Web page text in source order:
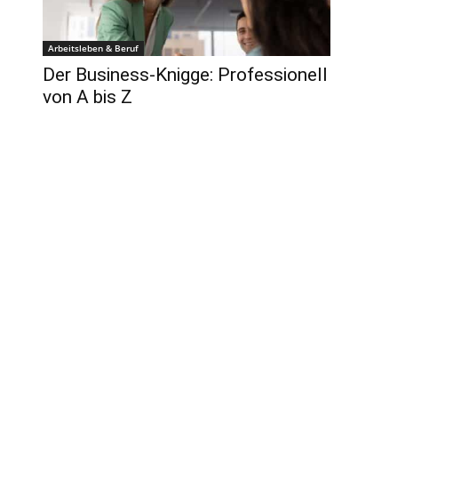
Arbeitsleben & Beruf
Der Business-Knigge: Professionell
von A bis Z